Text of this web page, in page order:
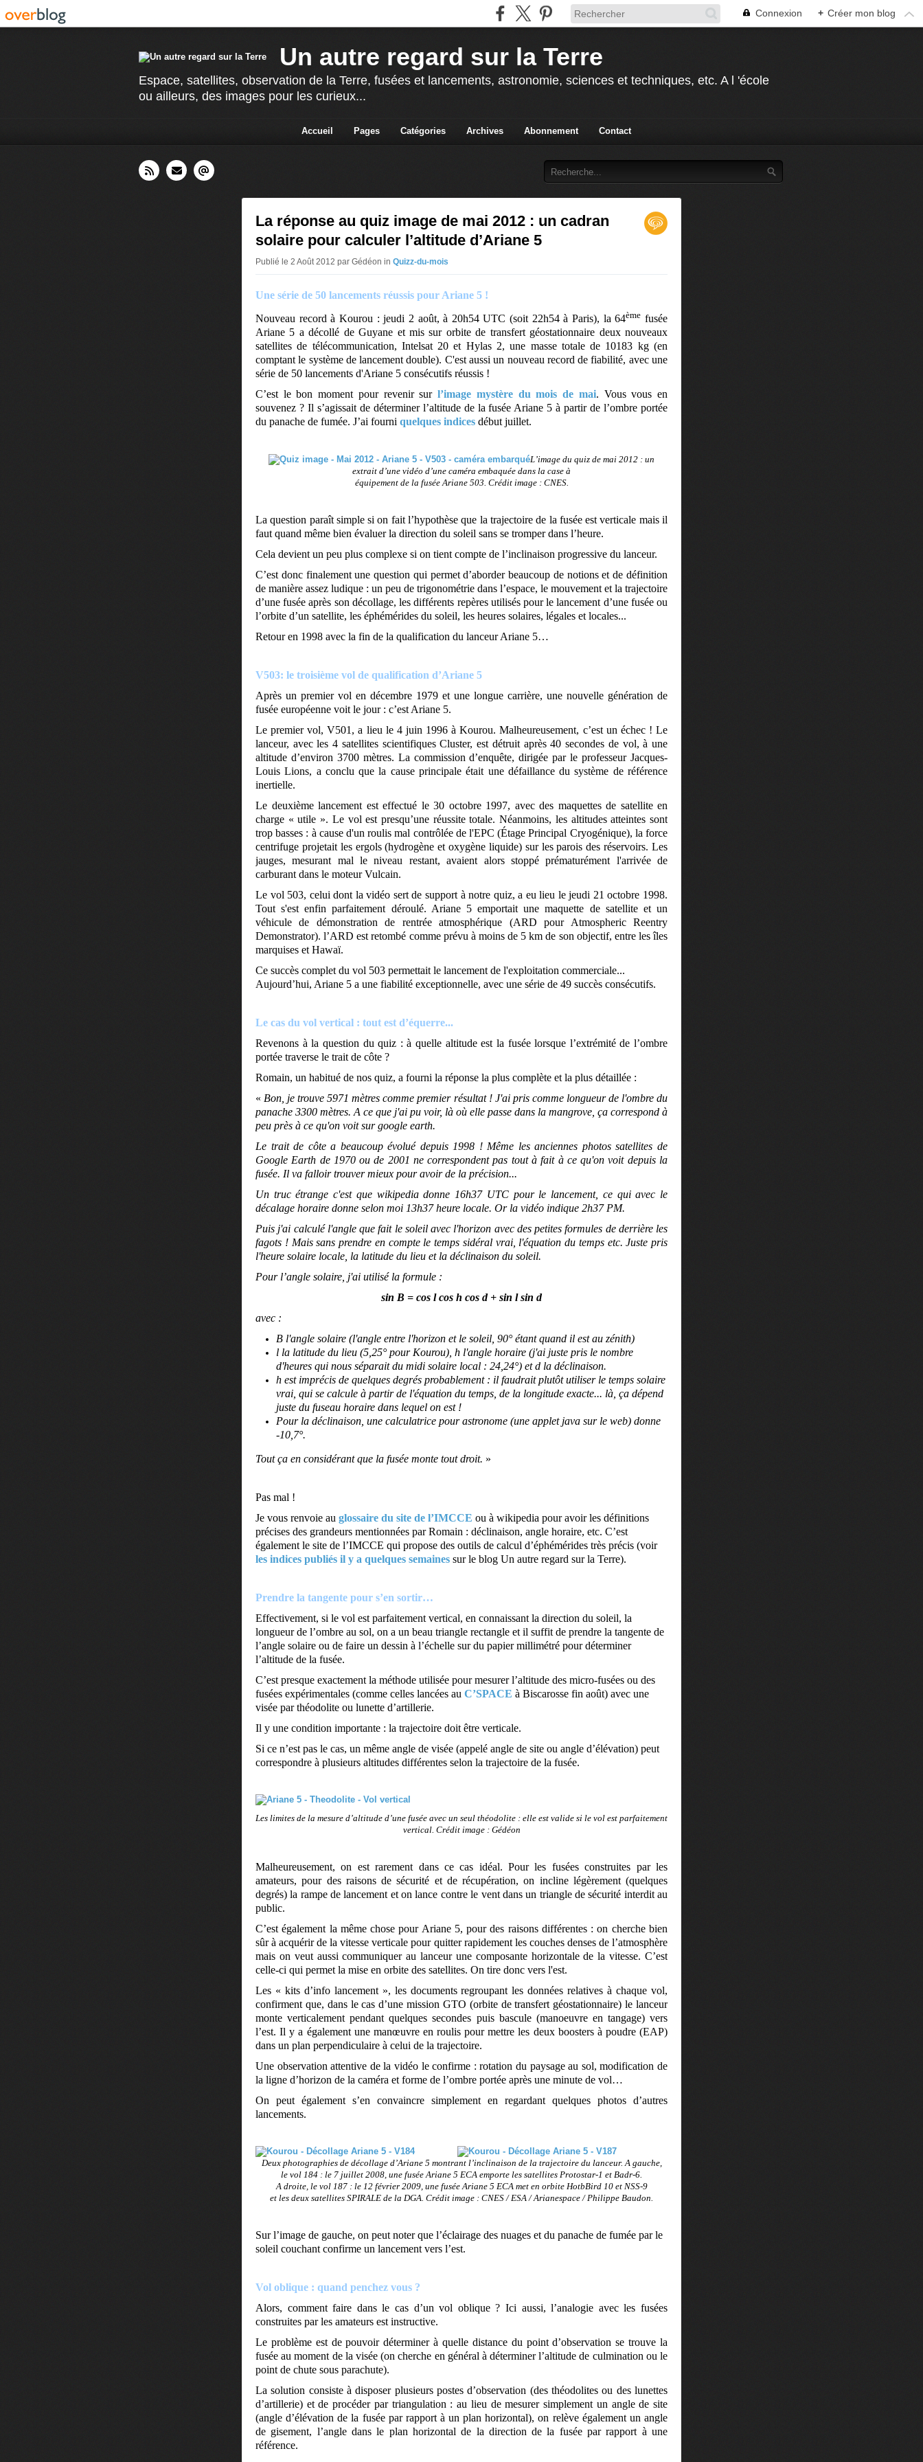
Connexion + Créer mon blog
Un autre regard sur la Terre
Espace, satellites, observation de la Terre, fusées et lancements, astronomie, sciences et techniques, etc. A l 'école
ou ailleurs, des images pour les curieux...
Accueil Pages Catégories Archives Abonnement Contact
La réponse au quiz image de mai 2012 : un cadran
solaire pour calculer l’altitude d’Ariane 5
Publié le 2 Août 2012 par Gédéon in Quizz-du-mois
Une série de 50 lancements réussis pour Ariane 5 !
Nouveau record à Kourou : jeudi 2 août, à 20h54 UTC (soit 22h54 à Paris), la 64ème fusée
Ariane 5 a décollé de Guyane et mis sur orbite de transfert géostationnaire deux nouveaux
satellites de télécommunication, Intelsat 20 et Hylas 2, une masse totale de 10183 kg (en
comptant le système de lancement double). C'est aussi un nouveau record de fiabilité, avec une
série de 50 lancements d'Ariane 5 consécutifs réussis !
C’est le bon moment pour revenir surl’image mystère du mois de mai. Vous vous en
souvenez ? Il s’agissait de déterminer l’altitude de la fusée Ariane 5 à partir de l’ombre portée
du panache de fumée. J’ai fourni quelques indices début juillet.
L’image du quiz de mai 2012 : un
extrait d’une vidéo d’une caméra embaquée dans la case à
équipement de la fusée Ariane 503. Crédit image : CNES.
La question paraît simple si on fait l’hypothèse que la trajectoire de la fusée est verticale mais il
faut quand même bien évaluer la direction du soleil sans se tromper dans l’heure.
Cela devient un peu plus complexe si on tient compte de l’inclinaison progressive du lanceur.
C’est donc finalement une question qui permet d’aborder beaucoup de notions et de définition
de manière assez ludique : un peu de trigonométrie dans l’espace, le mouvement et la trajectoire
d’une fusée après son décollage, les différents repères utilisés pour le lancement d’une fusée ou
l’orbite d’un satellite, les éphémérides du soleil, les heures solaires, légales et locales...
Retour en 1998 avec la fin de la qualification du lanceur Ariane 5…
V503: le troisième vol de qualification d’Ariane 5
Après un premier vol en décembre 1979 et une longue carrière, une nouvelle génération de
fusée européenne voit le jour : c’est Ariane 5.
Le premier vol, V501, a lieu le 4 juin 1996 à Kourou. Malheureusement, c’est un échec ! Le
lanceur, avec les 4 satellites scientifiques Cluster, est détruit après 40 secondes de vol, à une
altitude d’environ 3700 mètres. La commission d’enquête, dirigée par le professeur Jacques-
Louis Lions, a conclu que la cause principale était une défaillance du système de référence
inertielle.
Le deuxième lancement est effectué le 30 octobre 1997, avec des maquettes de satellite en
charge « utile ». Le vol est presqu’une réussite totale. Néanmoins, les altitudes atteintes sont
trop basses : à cause d'un roulis mal contrôlée de l'EPC (Étage Principal Cryogénique), la force
centrifuge projetait les ergols (hydrogène et oxygène liquide) sur les parois des réservoirs. Les
jauges, mesurant mal le niveau restant, avaient alors stoppé prématurément l'arrivée de
carburant dans le moteur Vulcain.
Le vol 503, celui dont la vidéo sert de support à notre quiz, a eu lieu le jeudi 21 octobre 1998.
Tout s'est enfin parfaitement déroulé. Ariane 5 emportait une maquette de satellite et un
véhicule de démonstration de rentrée atmosphérique (ARD pour Atmospheric Reentry
Demonstrator). l’ARD est retombé comme prévu à moins de 5 km de son objectif, entre les îles
marquises et Hawaï.
Ce succès complet du vol 503 permettait le lancement de l'exploitation commerciale...
Aujourd’hui, Ariane 5 a une fiabilité exceptionnelle, avec une série de 49 succès consécutifs.
Le cas du vol vertical : tout est d’équerre...
Revenons à la question du quiz : à quelle altitude est la fusée lorsque l’extrémité de l’ombre
portée traverse le trait de côte ?
Romain, un habitué de nos quiz, a fourni la réponse la plus complète et la plus détaillée :
« Bon, je trouve 5971 mètres comme premier résultat ! J'ai pris comme longueur de l'ombre du
panache 3300 mètres. A ce que j'ai pu voir, là où elle passe dans la mangrove, ça correspond à
peu près à ce qu'on voit sur google earth.
Le trait de côte a beaucoup évolué depuis 1998 ! Même les anciennes photos satellites de
Google Earth de 1970 ou de 2001 ne correspondent pas tout à fait à ce qu'on voit depuis la
fusée. Il va falloir trouver mieux pour avoir de la précision...
Un truc étrange c'est que wikipedia donne 16h37 UTC pour le lancement, ce qui avec le
décalage horaire donne selon moi 13h37 heure locale. Or la vidéo indique 2h37 PM.
Puis j'ai calculé l'angle que fait le soleil avec l'horizon avec des petites formules de derrière les
fagots ! Mais sans prendre en compte le temps sidéral vrai, l'équation du temps etc. Juste pris
l'heure solaire locale, la latitude du lieu et la déclinaison du soleil.
Pour l’angle solaire, j'ai utilisé la formule :
sin B = cos l cos h cos d + sin l sin d
avec :
B l'angle solaire (l'angle entre l'horizon et le soleil, 90° étant quand il est au zénith)
l la latitude du lieu (5,25° pour Kourou), h l'angle horaire (j'ai juste pris le nombre
d'heures qui nous séparait du midi solaire local : 24,24°) et d la déclinaison.
h est imprécis de quelques degrés probablement : il faudrait plutôt utiliser le temps solaire
vrai, qui se calcule à partir de l'équation du temps, de la longitude exacte... là, ça dépend
juste du fuseau horaire dans lequel on est !
Pour la déclinaison, une calculatrice pour astronome (une applet java sur le web) donne
-10,7°.
Tout ça en considérant que la fusée monte tout droit. »
Pas mal !
Je vous renvoie au glossaire du site de l’IMCCE ou à wikipedia pour avoir les définitions
précises des grandeurs mentionnées par Romain : déclinaison, angle horaire, etc. C’est
également le site de l’IMCCE qui propose des outils de calcul d’éphémérides très précis (voir
les indices publiés il y a quelques semaines sur le blog Un autre regard sur la Terre).
Prendre la tangente pour s’en sortir…
Effectivement, si le vol est parfaitement vertical, en connaissant la direction du soleil, la
longueur de l’ombre au sol, on a un beau triangle rectangle et il suffit de prendre la tangente de
l’angle solaire ou de faire un dessin à l’échelle sur du papier millimétré pour déterminer
l’altitude de la fusée.
C’est presque exactement la méthode utilisée pour mesurer l’altitude des micro-fusées ou des
fusées expérimentales (comme celles lancées au C’SPACE à Biscarosse fin août) avec une
visée par théodolite ou lunette d’artillerie.
Il y une condition importante : la trajectoire doit être verticale.
Si ce n’est pas le cas, un même angle de visée (appelé angle de site ou angle d’élévation) peut
correspondre à plusieurs altitudes différentes selon la trajectoire de la fusée.
Les limites de la mesure d’altitude d’une fusée avec un seul théodolite : elle est valide si le vol est parfaitement
vertical. Crédit image : Gédéon
Malheureusement, on est rarement dans ce cas idéal. Pour les fusées construites par les
amateurs, pour des raisons de sécurité et de récupération, on incline légèrement (quelques
degrés) la rampe de lancement et on lance contre le vent dans un triangle de sécurité interdit au
public.
C’est également la même chose pour Ariane 5, pour des raisons différentes : on cherche bien
sûr à acquérir de la vitesse verticale pour quitter rapidement les couches denses de l’atmosphère
mais on veut aussi communiquer au lanceur une composante horizontale de la vitesse. C’est
celle-ci qui permet la mise en orbite des satellites. On tire donc vers l'est.
Les « kits d’info lancement », les documents regroupant les données relatives à chaque vol,
confirment que, dans le cas d’une mission GTO (orbite de transfert géostationnaire) le lanceur
monte verticalement pendant quelques secondes puis bascule (manoeuvre en tangage) vers
l’est. Il y a également une manœuvre en roulis pour mettre les deux boosters à poudre (EAP)
dans un plan perpendiculaire à celui de la trajectoire.
Une observation attentive de la vidéo le confirme : rotation du paysage au sol, modification de
la ligne d’horizon de la caméra et forme de l’ombre portée après une minute de vol…
On peut également s’en convaincre simplement en regardant quelques photos d’autres
lancements.
Deux photographies de décollage d’Ariane 5 montrant l’inclinaison de la trajectoire du lanceur. A gauche,
le vol 184 : le 7 juillet 2008, une fusée Ariane 5 ECA emporte les satellites Protostar-1 et Badr-6.
A droite, le vol 187 : le 12 février 2009, une fusée Ariane 5 ECA met en orbite HotbBird 10 et NSS-9
et les deux satellites SPIRALE de la DGA. Crédit image : CNES / ESA / Arianespace / Philippe Baudon.
Sur l’image de gauche, on peut noter que l’éclairage des nuages et du panache de fumée par le
soleil couchant confirme un lancement vers l’est.
Vol oblique : quand penchez vous ?
Alors, comment faire dans le cas d’un vol oblique ? Ici aussi, l’analogie avec les fusées
construites par les amateurs est instructive.
Le problème est de pouvoir déterminer à quelle distance du point d’observation se trouve la
fusée au moment de la visée (on cherche en général à déterminer l’altitude de culmination ou le
point de chute sous parachute).
La solution consiste à disposer plusieurs postes d’observation (des théodolites ou des lunettes
d’artillerie) et de procéder par triangulation : au lieu de mesurer simplement un angle de site
(angle d’élévation de la fusée par rapport à un plan horizontal), on relève également un angle
de gisement, l’angle dans le plan horizontal de la direction de la fusée par rapport à une
référence.